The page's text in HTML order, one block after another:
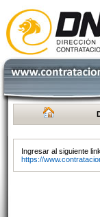
Ingresar al siguiente
https://